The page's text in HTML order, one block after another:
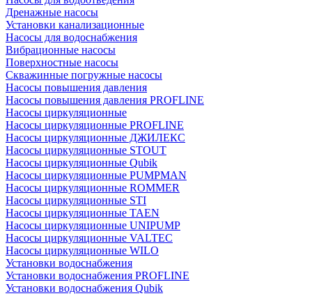
Дренажные насосы
Установки канализационные
Насосы для водоснабжения
Вибрационные насосы
Поверхностные насосы
Скважинные погружные насосы
Насосы повышения давления
Насосы повышения давления PROFLINE
Насосы циркуляционные
Насосы циркуляционные PROFLINE
Насосы циркуляционные ДЖИЛЕКС
Насосы циркуляционные STOUT
Насосы циркуляционные Qubik
Насосы циркуляционные PUMPMAN
Насосы циркуляционные ROMMER
Насосы циркуляционные STI
Насосы циркуляционные TAEN
Насосы циркуляционные UNIPUMP
Насосы циркуляционные VALTEC
Насосы циркуляционные WILO
Установки водоснабжения
Установки водоснабжения PROFLINE
Установки водоснабжения Qubik